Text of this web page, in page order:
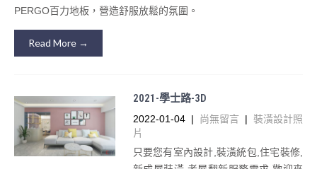
PERGO百力地板，營造舒服放鬆的氛圍。
Read More →
2021-學士路-3D
2022-01-04 | 尚無留言 | 裝潢設計照
片
只要您有室內設計,裝潢統包,住宅裝修,